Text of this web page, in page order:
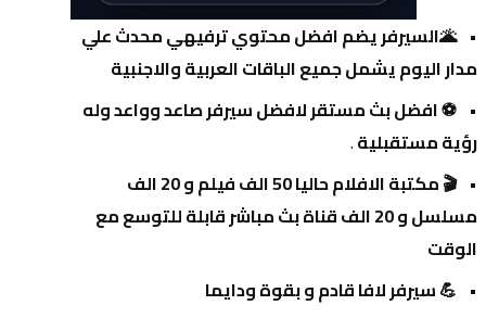
مدار اليوم يشمل جميع الباقات العربية والاجنبية
رؤية مستقبلية .
الوقت
💪 سيرفر لافا قادم و بقوة ودايما